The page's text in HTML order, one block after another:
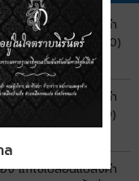
ง แก้ไขเปลี่ยนแปลงคำ
ปี พ.ศ.2569 (ครั้งที่ 10)
อง แก้ไขเปลี่ยนแปลงคำ
ปี พ.ศ.2569 (ครั้งที่ 9)
ง แก้ไขเปลี่ยนแปลงคำ
ล